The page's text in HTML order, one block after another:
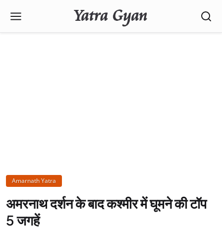
Amarnath Yatra
अमरनाथ दर्शन के बाद कश्मीर में घूमने की टॉप
5 जगहें